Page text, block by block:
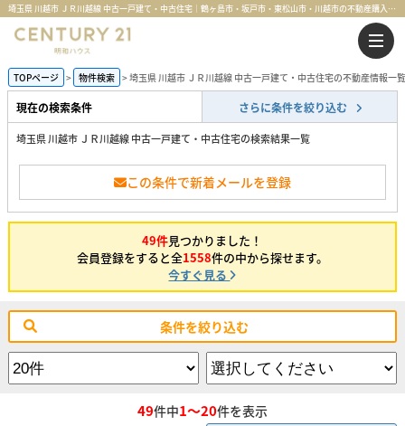
埼玉県 川越市 ＪＲ川越線 中古一戸建て・中古住宅｜鶴ヶ島市・坂戸市・東松山市・川越市の不動産購入・不動産売却のことならセンチュリー21明和ハウス
TOPページ 物件検索 埼玉県 川越市 ＪＲ川越線 中古一戸建て・中古住宅の不動産情報一覧
現在の検索条件 さらに条件を絞り込む
埼玉県 川越市 ＪＲ川越線 中古一戸建て・中古住宅の検索結果一覧
この条件で新着メールを登録
49件見つかりました！
会員登録をすると全1558件の中から探せます。
今すぐ見る
条件を絞り込む
49件中1～20件を表示